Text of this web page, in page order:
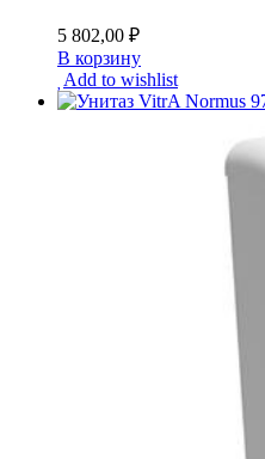
5 802,00 ₽
В корзину
Add to wishlist